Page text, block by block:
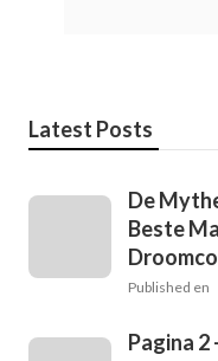
Latest Posts
De
Beste
Published en
Pagina 2